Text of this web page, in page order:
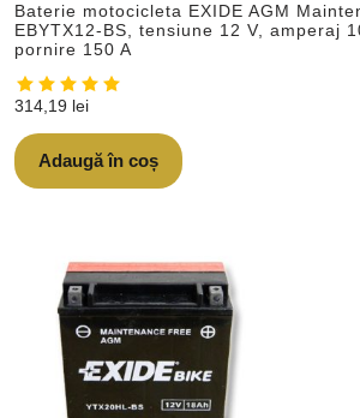
Baterie motocicleta EXIDE AGM
EBYTX12-BS, tensiune 12 V, amperaj
pornire 150 A
314,19 lei
Adaugă în coș